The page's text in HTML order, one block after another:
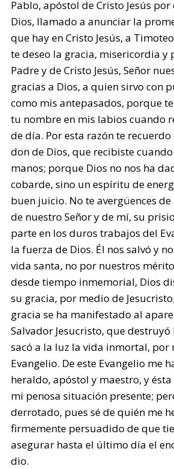
Pablo, apóstol de Cristo Jesús
Dios, llamado a anunciar la
que hay en Cristo Jesús, a
te deseo la gracia, misericordia y
Padre y de Cristo Jesús, Señor
gracias a Dios, a quien sirvo con
como mis antepasados, porque
tu nombre en mis labios cuando
de día. Por esta razón te recuerdo
don de Dios, que recibiste
manos; porque Dios no nos ha
cobarde, sino un espíritu de
buen juicio. No te avergüences
de nuestro Señor y de mí, su
parte en los duros trabajos del
la fuerza de Dios. Él nos salvó y
vida santa, no por nuestros
desde tiempo inmemorial, Dios
su gracia, por medio de
gracia se ha manifestado al
Salvador Jesucristo, que
sacó a la luz la vida inmortal, por
Evangelio. De este Evangelio me
heraldo, apóstol y maestro, y
mi penosa situación presente;
derrotado, pues sé de quién me
firmemente persuadido de que
asegurar hasta el último día el
dio.